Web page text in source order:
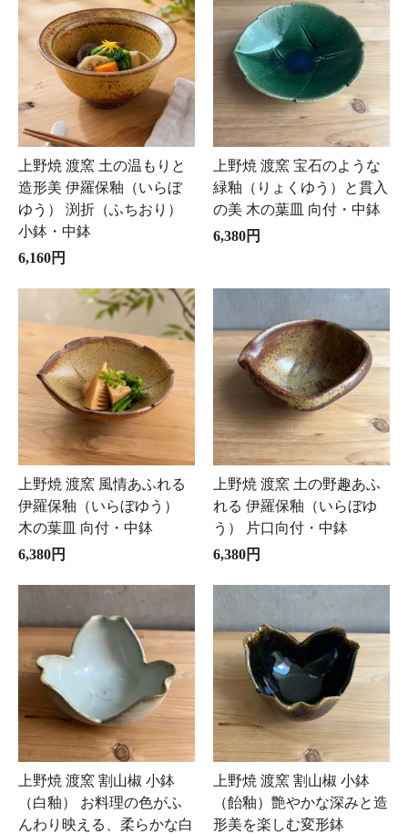
上野焼 渡窯 土の温もりと
造形美 伊羅保釉（いらぼ
ゆう） 渕折（ふちおり）
小鉢・中鉢
6,160円
上野焼 渡窯 宝石のような
緑釉（りょくゆう）と貫入
の美 木の葉皿 向付・中鉢
6,380円
上野焼 渡窯 風情あふれる
伊羅保釉（いらぼゆう）
木の葉皿 向付・中鉢
6,380円
上野焼 渡窯 土の野趣あふ
れる 伊羅保釉（いらぼゆ
う） 片口向付・中鉢
6,380円
上野焼 渡窯 割山椒 小鉢
（白釉） お料理の色がふ
んわり映える、柔らかな白
上野焼 渡窯 割山椒 小鉢
（飴釉）艶やかな深みと造
形美を楽しむ変形鉢